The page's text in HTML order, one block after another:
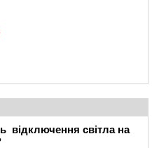
відключення світла на